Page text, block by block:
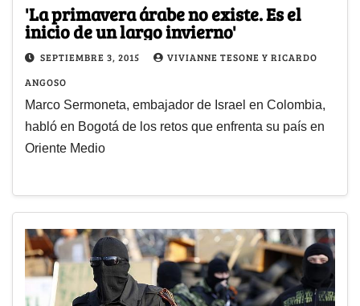
'La primavera árabe no existe. Es el
inicio de un largo invierno'
SEPTIEMBRE 3, 2015
VIVIANNE TESONE Y RICARDO
ANGOSO
Marco Sermoneta, embajador de Israel en Colombia,
habló en Bogotá de los retos que enfrenta su país en
Oriente Medio